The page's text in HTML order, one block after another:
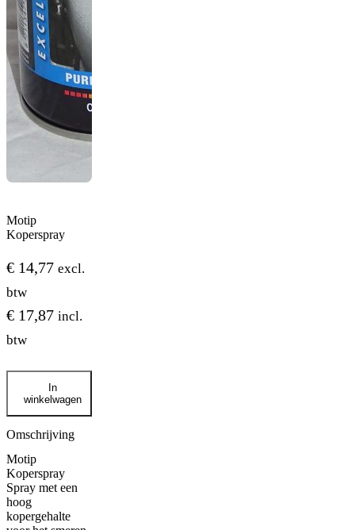
Motip
Koperspray
€ 14,77 excl.
btw
€ 17,87 incl.
btw
Motip
Koperspray
aantal
In
winkelwagen
Omschrijving
Motip
Koperspray
Spray met een
hoog
kopergehalte